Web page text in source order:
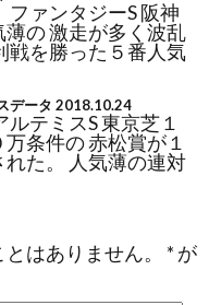
ァンタジーS 阪神
の 激走が多く波乱
戦を勝った５番人気
データ 2018.10.24
テミスS 東京芝１
条件の 赤松賞が１
た。 人気薄の連対
はありません。
* が